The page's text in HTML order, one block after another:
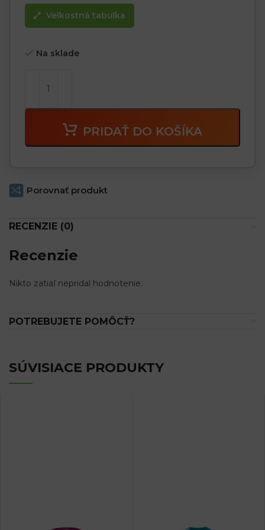
Veľkostná tabuľka
Na sklade
PRIDAŤ DO KOŠÍKA
Porovnať produkt
RECENZIE (0)
Recenzie
Nikto zatiaľ nepridal hodnotenie.
POTREBUJETE POMÔCŤ?
SÚVISIACE PRODUKTY